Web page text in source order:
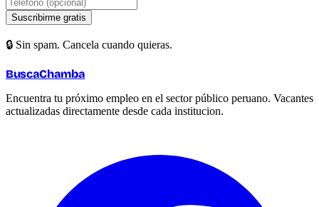
Suscribirme gratis
🔒 Sin spam. Cancela cuando quieras.
BuscaChamba
Encuentra tu próximo empleo en el sector público peruano. Vacantes
actualizadas directamente desde cada institucion.